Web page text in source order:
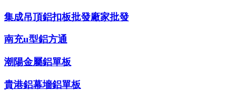
集成吊頂鋁扣板批發廠家批發
南充u型鋁方通
潮陽金屬鋁單板
貴港鋁幕墻鋁單板